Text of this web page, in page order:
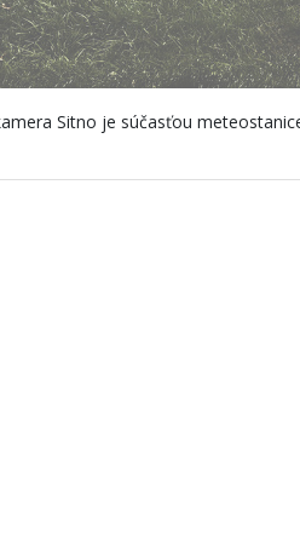
Sitno je súčasťou